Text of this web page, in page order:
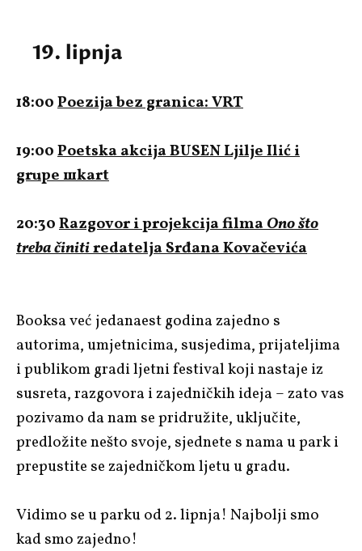
19. lipnja
18:00Poezija bez granica: VRT
19:00Poetska akcija BUSEN Ljilje Ilić i
grupe шkart
20:30Razgovor i projekcija filmaOno što
treba činitiredatelja Srđana Kovačevića
Booksa već jedanaest godina zajedno s
autorima, umjetnicima, susjedima, prijateljima
i publikom gradi ljetni festival koji nastaje iz
susreta, razgovora i zajedničkih ideja – zato vas
pozivamo da nam se pridružite, uključite,
predložite nešto svoje, sjednete s nama u park i
prepustite se zajedničkom ljetu u gradu.
Vidimo se u parku od 2. lipnja! Najbolji smo
kad smo zajedno!